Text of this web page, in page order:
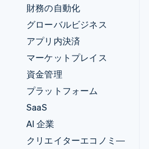
財務の自動化
グローバルビジネス
アプリ内決済
マーケットプレイス
資金管理
プラットフォーム
SaaS
AI 企業
クリエイターエコノミ―